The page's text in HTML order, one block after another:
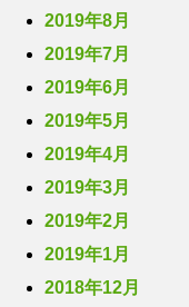
2019年8月
2019年7月
2019年6月
2019年5月
2019年4月
2019年3月
2019年2月
2019年1月
2018年12月